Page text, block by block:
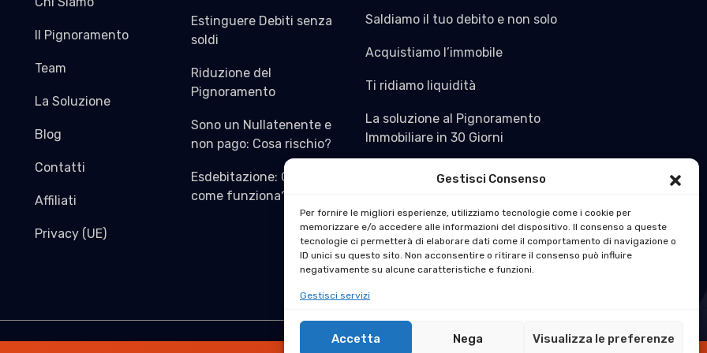
Gestisci Consenso
Per fornire le migliori esperienze, utilizziamo tecnologie come i cookie per
memorizzare e/o accedere alle informazioni del dispositivo. Il consenso a queste
tecnologie ci permetterà di elaborare dati come il comportamento di navigazione o
ID unici su questo sito. Non acconsentire o ritirare il consenso può influire
negativamente su alcune caratteristiche e funzioni.
Gestisci servizi
Accetta Nega Visualizza le preferenze
Il Pignoramento
Team
La Soluzione
Blog
Contatti
Affiliati
Privacy (UE)
Estinguere Debiti senza
soldi
Riduzione del
Pignoramento
Sono un Nullatenente e
non pago: Cosa rischio?
Esdebitazione: Cos’è e
come funziona?
Saldiamo il tuo debito e non solo
Acquistiamo l’immobile
Ti ridiamo liquidità
La soluzione al Pignoramento
Immobiliare in 30 Giorni